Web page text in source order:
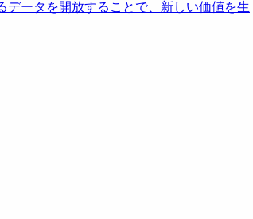
データを開放することで、新しい価値を生